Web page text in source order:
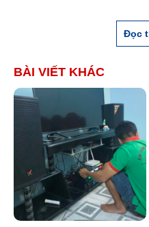
Đọc
BÀI VIẾT KHÁC